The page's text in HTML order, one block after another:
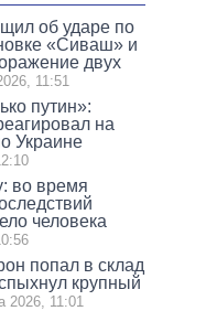
об ударе по
«Сиваш» и
двух
11:51
путин»:
на
Украине
во время
человека
попал в склад
крупный
2026, 11:01